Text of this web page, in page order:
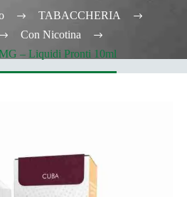
TABACCHERIA
Con Nicotina
– Liquidi Pronti 10ml